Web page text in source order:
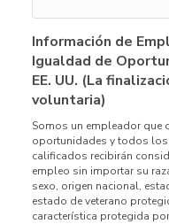
Información de
Igualdad de
EE. UU. (La
voluntaria)
Somos un empleador que
oportunidades y todos
calificados recibirán
empleo sin importar su
sexo, origen nacional,
estado de veterano
característica protegida